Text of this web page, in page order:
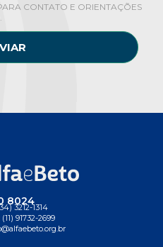
CONTATO E ORIENTAÇÕES
8024
3212-1314
(11) 91732-2699